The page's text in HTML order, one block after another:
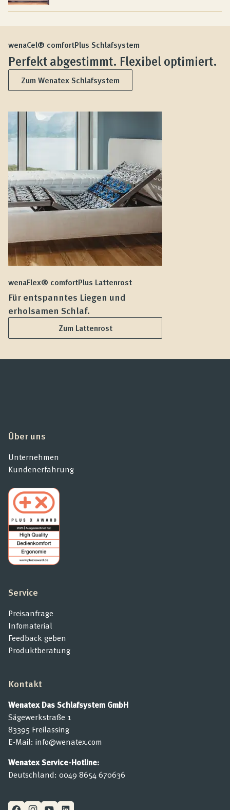
wenaCel® comfortPlus Schlafsystem
Perfekt abgestimmt. Flexibel optimiert.
Zum Wenatex Schlafsystem
wenaFlex® comfortPlus Lattenrost
Für entspanntes Liegen und
erholsamen Schlaf.
Zum Lattenrost
Über uns
Unternehmen
Kundenerfahrung
Service
Preisanfrage
Infomaterial
Feedback geben
Produktberatung
Kontakt
Wenatex Das Schlafsystem GmbH
Sägewerkstraße 1
83395 Freilassing
E-Mail: info@wenatex.com
Wenatex Service-Hotline:
Deutschland: 0049 8654 670636